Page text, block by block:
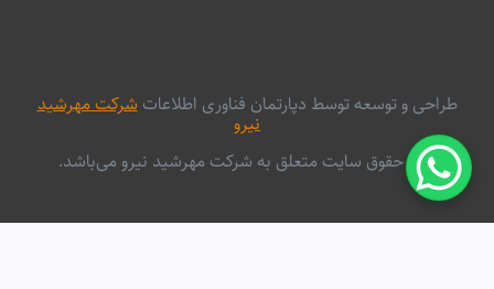
طراحی و توسعه توسط دپارتمان فناوری اطلاعاتشرکت مهرشید
نیرو
کلیه حقوق سایت متعلق به شرکت مهرشید نیرو می‌باشد.